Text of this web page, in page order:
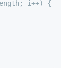
; i++) {